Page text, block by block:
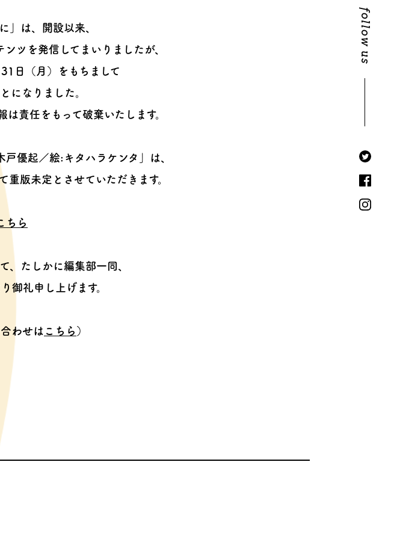
follow us
」は、開設以来、
ンツを発信してまいりましたが、
日（月）をもちまして
になりました。
は責任をもって破棄いたします。
戸優起／絵:キタハラケンタ」は、
重版未定とさせていただきます。
ちら
、
たしかに編集部一同、
御礼申し上げます。
わせは こちら ）